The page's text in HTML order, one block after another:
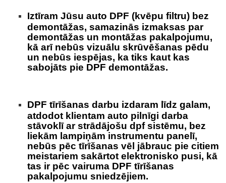
Iztīram Jūsu auto DPF (kvēpu filtru) bez
demontāžas, samazinās izmaksas par
demontāžas un montāžas pakalpojumu,
kā arī nebūs vizuālu skrūvēšanas pēdu
un nebūs iespējas, ka tiks kaut kas
sabojāts pie DPF demontāžas.
DPF tīrīšanas darbu izdaram līdz galam,
atdodot klientam auto pilnīgi darba
stāvoklī ar strādājošu dpf sistēmu, bez
liekām lampiņām instrumentu panelī,
nebūs pēc tīrīšanas vēl jābrauc pie citiem
meistariem sakārtot elektronisko pusi, kā
tas ir pēc vairuma DPF tīrīšanas
pakalpojumu sniedzējiem.